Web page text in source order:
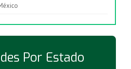
Por Estado